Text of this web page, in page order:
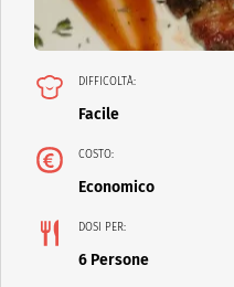
DIFFICOLTÀ:
Facile
COSTO:
Economico
DOSI PER:
6 Persone